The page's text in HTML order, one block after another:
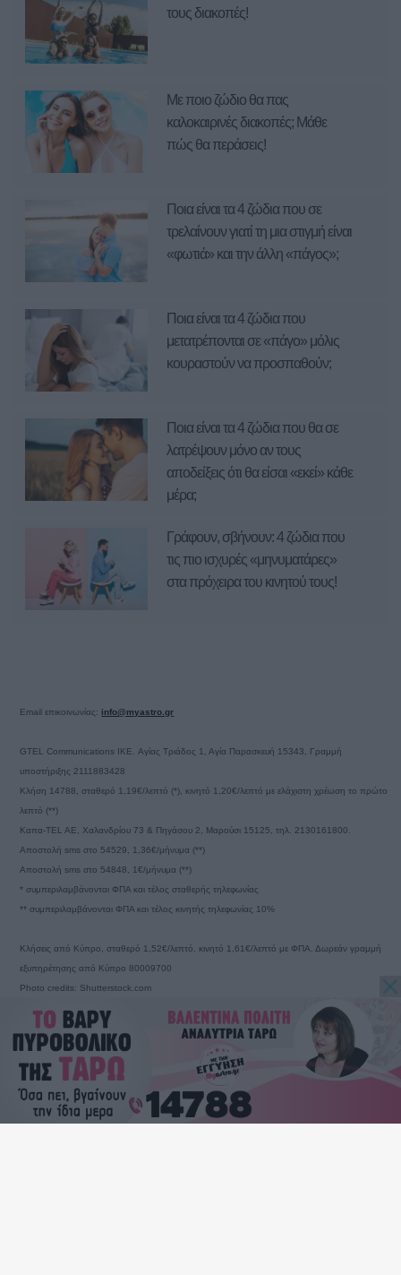
τους διακοπές!
Με ποιο ζώδιο θα πας
καλοκαιρινές διακοπές; Μάθε
πώς θα περάσεις!
Ποια είναι τα 4 ζώδια που σε
τρελαίνουν γιατί τη μια στιγμή είναι
«φωτιά» και την άλλη «πάγος»;
Ποια είναι τα 4 ζώδια που
μετατρέπονται σε «πάγο» μόλις
κουραστούν να προσπαθούν;
Ποια είναι τα 4 ζώδια που θα σε
λατρέψουν μόνο αν τους
αποδείξεις ότι θα είσαι «εκεί» κάθε
μέρα;
Γράφουν, σβήνουν: 4 ζώδια που
τις πιο ισχυρές «μηνυματάρες»
στα πρόχειρα του κινητού τους!
Email επικοινωνίας: info@myastro.gr
GTEL Communications IKE. Αγίας Τριάδος 1, Αγία Παρασκευή 15343, Γραμμή
υποστήριξης 2111883428
Κλήση 14788, σταθερό 1,19€/λεπτό (*), κινητό 1,20€/λεπτό με ελάχιστη χρέωση το πρώτο
λεπτό (**)
Καπα-TEL AE, Χαλανδρίου 73 & Πηγάσου 2, Μαρούσι 15125, τηλ. 2130161800.
Αποστολή sms στο 54529, 1,36€/μήνυμα (**)
Αποστολή sms στο 54848, 1€/μήνυμα (**)
* συμπεριλαμβάνονται ΦΠΑ και τέλος σταθερής τηλεφωνίας
** συμπεριλαμβάνονται ΦΠΑ και τέλος κινητής τηλεφωνίας 10%
Κλήσεις από Κύπρο, σταθερό 1,52€/λεπτό, κινητό 1,61€/λεπτό με ΦΠΑ. Δωρεάν γραμμή
εξυπηρέτησης από Κύπρο 80009700
Photo credits: Shutterstock.com